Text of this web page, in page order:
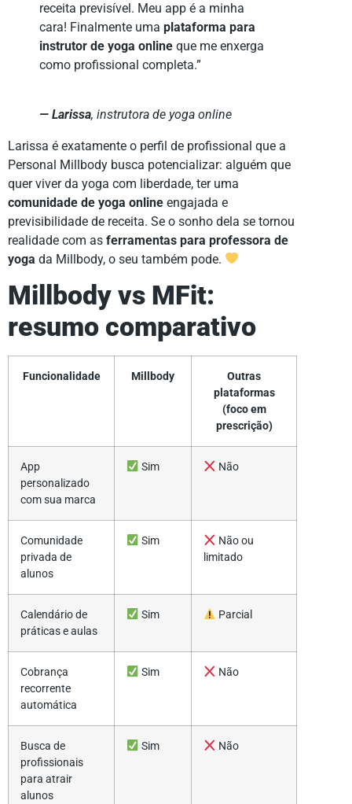
receita previsível. Meu app é a minha
cara! Finalmente uma plataforma para
instrutor de yoga online que me enxerga
como profissional completa.”
— Larissa, instrutora de yoga online
Larissa é exatamente o perfil de profissional que a
Personal Millbody busca potencializar: alguém que
quer viver da yoga com liberdade, ter uma
comunidade de yoga online engajada e
previsibilidade de receita. Se o sonho dela se tornou
realidade com as ferramentas para professora de
yoga da Millbody, o seu também pode.
Millbody vs MFit:
resumo comparativo
Funcionalidade Millbody
Outras
plataformas
(foco em
prescrição)
App
personalizado
com sua marca
Sim Não
Comunidade
privada de
alunos
Sim
Não ou
limitado
Calendário de
práticas e aulas
Sim Parcial
Cobrança
recorrente
automática
Sim Não
Busca de
profissionais
para atrair
alunos
Sim Não